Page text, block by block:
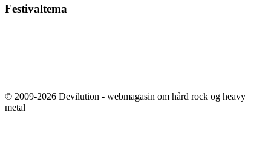
Festivaltema
© 2009-2026 Devilution - webmagasin om hård rock og heavy
metal